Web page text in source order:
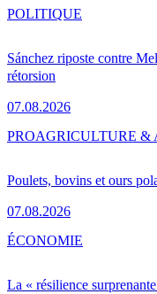
Sánchez riposte contre
rétorsion
07.08.2026
POLITIQUE
Poulets, bovins et ours
07.08.2026
PROAGRICULTURE &
La « résilience
ÉCONOMIE